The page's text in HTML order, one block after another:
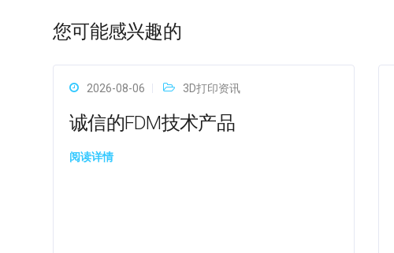
您可能感兴趣的
2026-08-06 3D打印资讯
诚信的FDM技术产品
阅读详情